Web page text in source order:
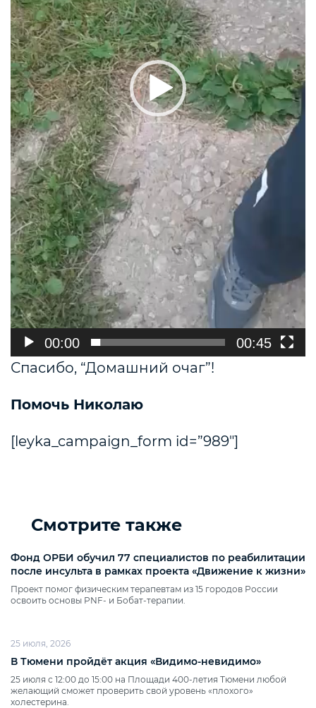
00:00 00:45
Спасибо, “Домашний очаг”!
Помочь Николаю
[leyka_campaign_form id=”989″]
Смотрите также
Фонд ОРБИ обучил 77 специалистов по реабилитации
после инсульта в рамках проекта «Движение к жизни»
Проект помог физическим терапевтам из 15 городов России
освоить основы PNF‑ и Бобат‑терапии.
25 июля, 2026
В Тюмени пройдёт акция «Видимо‑невидимо»
25 июля с 12:00 до 15:00 на Площади 400‑летия Тюмени любой
желающий сможет проверить свой уровень «плохого»
холестерина.